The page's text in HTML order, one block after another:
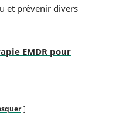
et prévenir divers
EMDR pour